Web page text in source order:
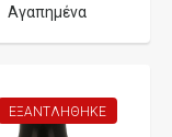
Αγαπημένα
ΕΞΑΝΤΛΉΘΗΚΕ